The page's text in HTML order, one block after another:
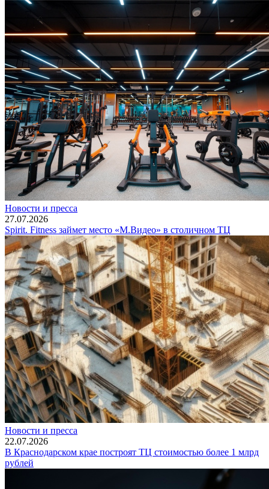
Новости и пресса
27.07.2026
Spirit. Fitness займет место «М.Видео» в столичном ТЦ
Новости и пресса
22.07.2026
В Краснодарском крае построят ТЦ стоимостью более 1 млрд
рублей